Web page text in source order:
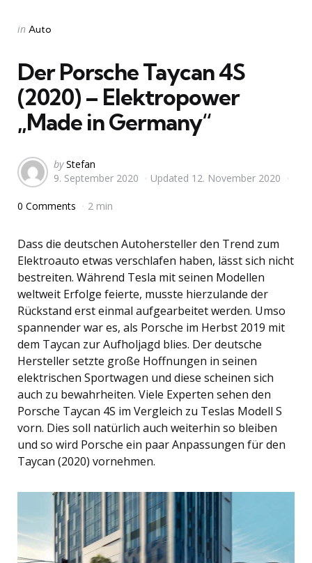
Categories
Posted
in Auto
Der Porsche Taycan 4S
(2020) – Elektropower
„Made in Germany“
Posted
by
by Stefan
9. September 2020
Updated 12. November 2020
0 Comments 2 min
Dass die deutschen Autohersteller den Trend zum
Elektroauto etwas verschlafen haben, lässt sich nicht
bestreiten. Während Tesla mit seinen Modellen
weltweit Erfolge feierte, musste hierzulande der
Rückstand erst einmal aufgearbeitet werden. Umso
spannender war es, als Porsche im Herbst 2019 mit
dem Taycan zur Aufholjagd blies. Der deutsche
Hersteller setzte große Hoffnungen in seinen
elektrischen Sportwagen und diese scheinen sich
auch zu bewahrheiten. Viele Experten sehen den
Porsche Taycan 4S im Vergleich zu Teslas Modell S
vorn. Dies soll natürlich auch weiterhin so bleiben
und so wird Porsche ein paar Anpassungen für den
Taycan (2020) vornehmen.